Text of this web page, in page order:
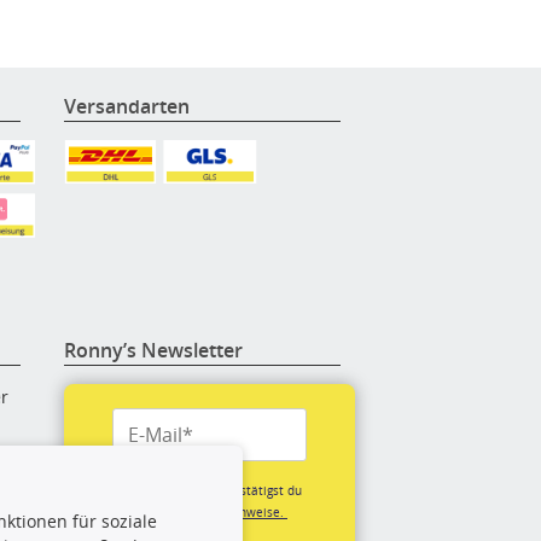
Versandarten
Ronny’s Newsletter
Mit der Anmeldung bestätigst du
unsere
Datenschutzhinweise.
für soziale